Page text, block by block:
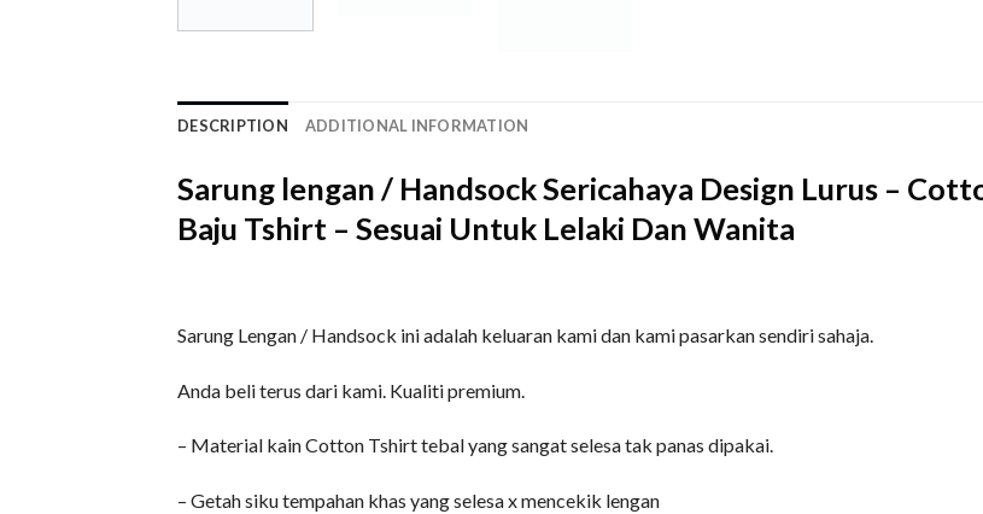
DESCRIPTION ADDITIONAL INFORMATION
Sarung lengan / Handsock Sericahaya Design Lurus –
Baju Tshirt – Sesuai Untuk Lelaki Dan Wanita
Sarung Lengan / Handsock ini adalah keluaran kami dan kami pasarkan sendiri sahaja.
Anda beli terus dari kami. Kualiti premium.
– Material kain Cotton Tshirt tebal yang sangat selesa tak panas dipakai.
– Getah siku tempahan khas yang selesa x mencekik lengan